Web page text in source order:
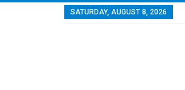
SATURDAY, AUGUST 8, 2026